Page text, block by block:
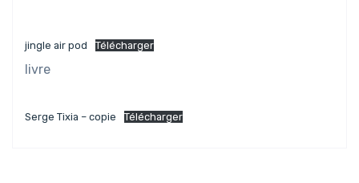
jingle air pod Télécharger
livre
Serge Tixia – copie Télécharger